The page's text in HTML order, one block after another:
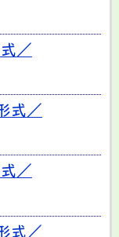
／
式／
／
式／